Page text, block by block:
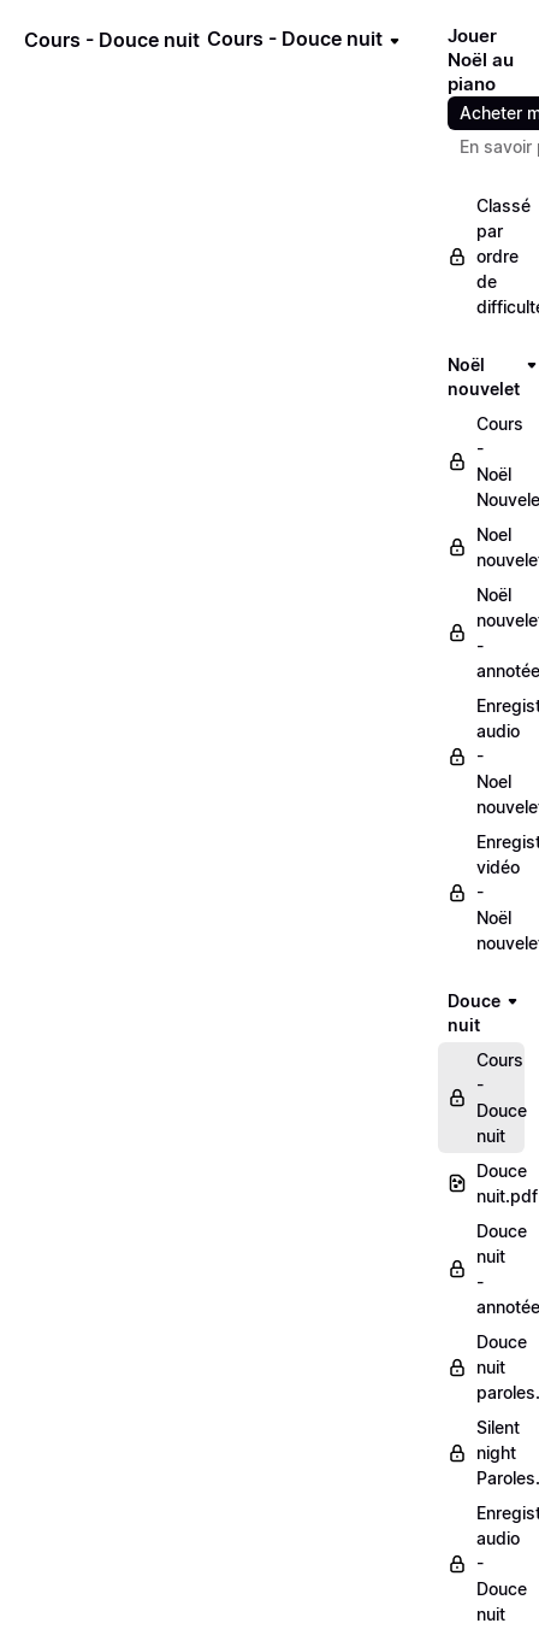
Cours - Douce nuit Cours - Douce nuit
Jouer
Noël au
piano
Acheter
En savoir
Classé
par
ordre
de
Noël
nouvelet
Cours
-
Noël
Noel
Noël
-
audio
-
Noel
vidéo
-
Noël
Douce
nuit
Cours
-
Douce
nuit
Douce
nuit.pdf
Douce
nuit
-
Douce
nuit
Silent
night
audio
-
Douce
nuit